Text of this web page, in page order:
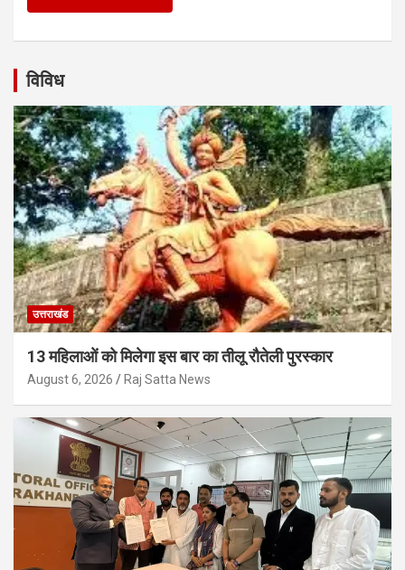
विविध
उत्तराखंड
13 महिलाओं को मिलेगा इस बार का तीलू रौतेली पुरस्कार
August 6, 2026 Raj Satta News